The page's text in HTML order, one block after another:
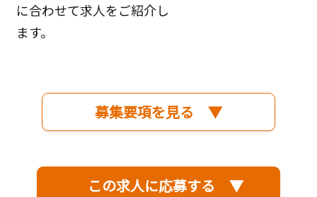
に合わせて求人をご紹介し
ます。
募集要項を見る ▼
この求人に応募する ▼